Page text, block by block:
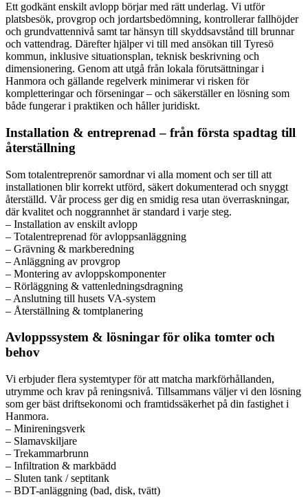
Ett godkänt enskilt avlopp börjar med rätt underlag. Vi utför
platsbesök, provgrop och jordartsbedömning, kontrollerar fallhöjder
och grundvattennivå samt tar hänsyn till skyddsavstånd till brunnar
och vattendrag. Därefter hjälper vi till med ansökan till Tyresö
kommun, inklusive situationsplan, teknisk beskrivning och
dimensionering. Genom att utgå från lokala förutsättningar i
Hanmora och gällande regelverk minimerar vi risken för
kompletteringar och förseningar – och säkerställer en lösning som
både fungerar i praktiken och håller juridiskt.
Installation & entreprenad – från första spadtag till
återställning
Som totalentreprenör samordnar vi alla moment och ser till att
installationen blir korrekt utförd, säkert dokumenterad och snyggt
återställd. Vår process ger dig en smidig resa utan överraskningar,
där kvalitet och noggrannhet är standard i varje steg.
– Installation av enskilt avlopp
– Totalentreprenad för avloppsanläggning
– Grävning & markberedning
– Anläggning av provgrop
– Montering av avloppskomponenter
– Rörläggning & vattenledningsdragning
– Anslutning till husets VA-system
– Återställning & tomtplanering
Avloppssystem & lösningar för olika tomter och
behov
Vi erbjuder flera systemtyper för att matcha markförhållanden,
utrymme och krav på reningsnivå. Tillsammans väljer vi den lösning
som ger bäst driftsekonomi och framtidssäkerhet på din fastighet i
Hanmora.
– Minireningsverk
– Slamavskiljare
– Trekammarbrunn
– Infiltration & markbädd
– Sluten tank / septitank
– BDT-anläggning (bad, disk, tvätt)